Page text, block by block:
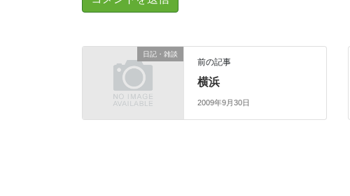
日記・雑談
前の記事
横浜
2009年9月30日